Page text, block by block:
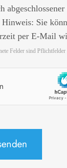
Sie
per E-Mail
Felder sind Pflichtfelder